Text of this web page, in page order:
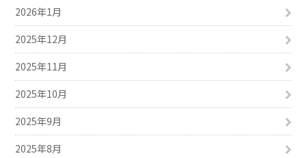
2026年1月
2025年12月
2025年11月
2025年10月
2025年9月
2025年8月